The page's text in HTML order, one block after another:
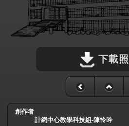
下載
創作者
計網中心教學科技組-陳怜吟